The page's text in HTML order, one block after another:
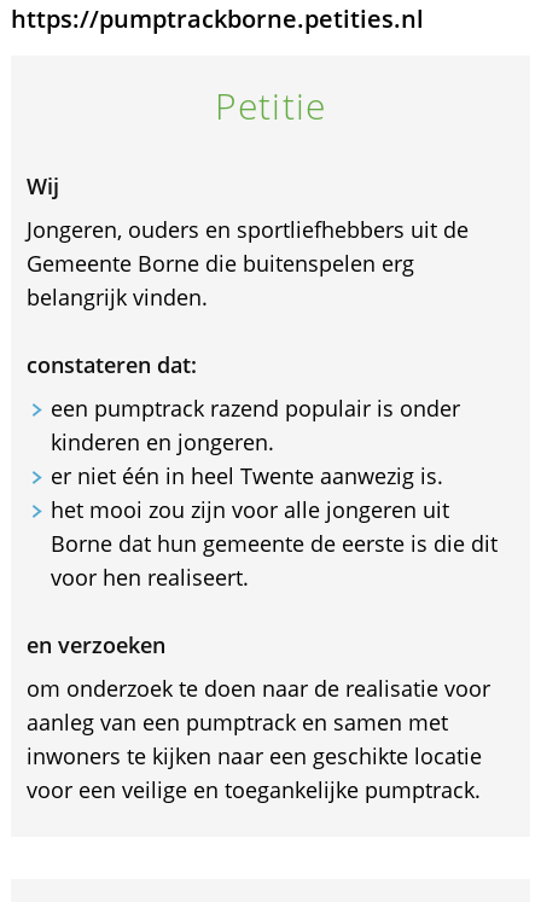
https://pumptrackborne.petities.nl
Petitie
Wij
Jongeren, ouders en sportliefhebbers uit de
Gemeente Borne die buitenspelen erg
belangrijk vinden.
constateren dat:
een pumptrack razend populair is onder
kinderen en jongeren.
er niet één in heel Twente aanwezig is.
het mooi zou zijn voor alle jongeren uit
Borne dat hun gemeente de eerste is die dit
voor hen realiseert.
en verzoeken
om onderzoek te doen naar de realisatie voor
aanleg van een pumptrack en samen met
inwoners te kijken naar een geschikte locatie
voor een veilige en toegankelijke pumptrack.